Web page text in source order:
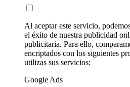
Al aceptar este servicio,
el éxito de nuestra publicidad
publicitaria. Para ello,
encriptados con los siguientes
utilizas sus servicios:
Google Ads